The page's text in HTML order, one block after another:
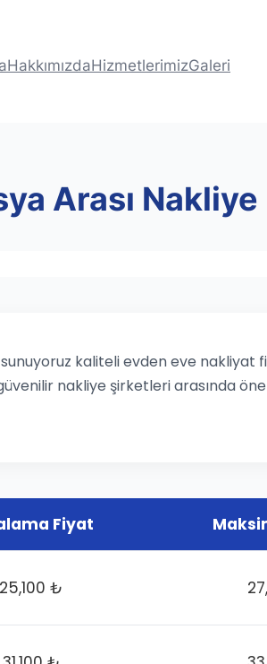
HakkımızdaHizmetlerimizGaleri
Arası Nakliye
kaliteli evden eve nakliyat
nakliye şirketleri arasında öne
Fiyat
25,100 ₺